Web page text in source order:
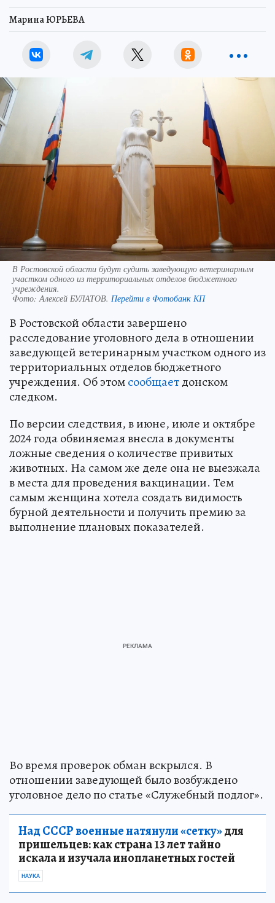
Марина ЮРЬЕВА
В Ростовской области будут судить заведующую ветеринарным
участком одного из территориальных отделов бюджетного
учреждения.
Фото:Алексей БУЛАТОВ. Перейти в Фотобанк КП
В Ростовской области завершено
расследование уголовного дела в отношении
заведующей ветеринарным участком одного из
территориальных отделов бюджетного
учреждения. Об этомсообщаетдонском
следком.
По версии следствия, в июне, июле и октябре
2024 года обвиняемая внесла в документы
ложные сведения о количестве привитых
животных. На самом же деле она не выезжала
в места для проведения вакцинации. Тем
самым женщина хотела создать видимость
бурной деятельности и получить премию за
выполнение плановых показателей.
Во время проверок обман вскрылся. В
отношении заведующей было возбуждено
уголовное дело по статье «Служебный подлог».
Над СССР военные натянули «сетку»для
пришельцев: как страна 13 лет тайно
искала и изучала инопланетных гостей
НАУКА